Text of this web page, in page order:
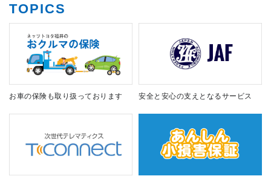
TOPICS
お車の保険も取り扱っております 安全と安心の支えとなるサービス